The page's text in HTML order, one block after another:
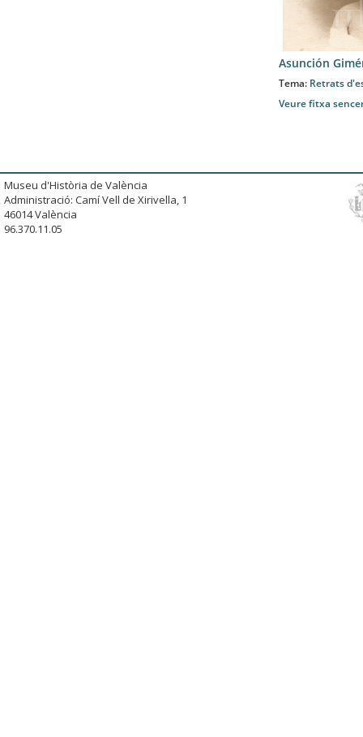
Asunción
Tema: Retrats
Veure fitxa
Museu d'Història de València
Administració: Camí Vell de Xirivella, 1
46014 València
96.370.11.05